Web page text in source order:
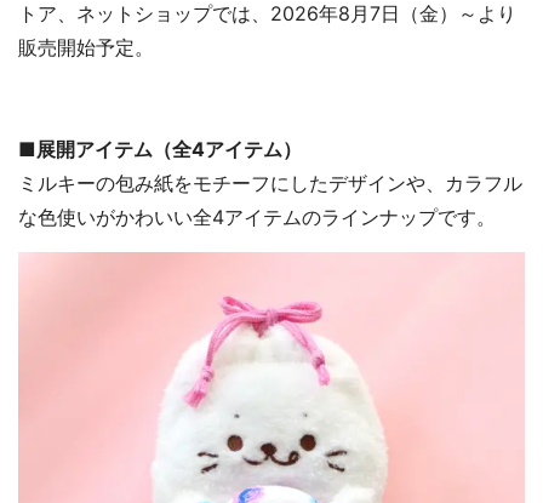
トア、ネットショップでは、2026年8月7日（金）～より
販売開始予定。
■展開アイテム（全4アイテム）
ミルキーの包み紙をモチーフにしたデザインや、カラフル
な色使いがかわいい全4アイテムのラインナップです。